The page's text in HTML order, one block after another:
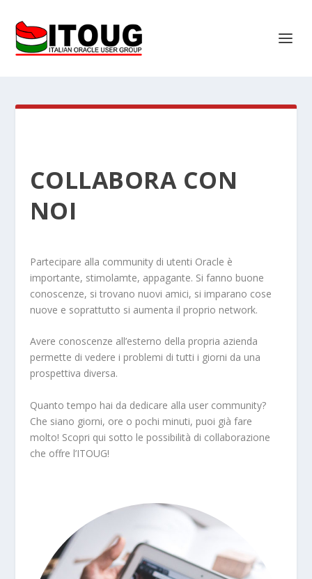
COLLABORA CON
NOI
Partecipare alla community di utenti Oracle è
importante, stimolamte, appagante. Si fanno buone
conoscenze, si trovano nuovi amici, si imparano cose
nuove e soprattutto si aumenta il proprio network.
Avere conoscenze all’esterno della propria azienda
permette di vedere i problemi di tutti i giorni da una
prospettiva diversa.
Quanto tempo hai da dedicare alla user community?
Che siano giorni, ore o pochi minuti, puoi già fare
molto! Scopri qui sotto le possibilità di collaborazione
che offre l’ITOUG!